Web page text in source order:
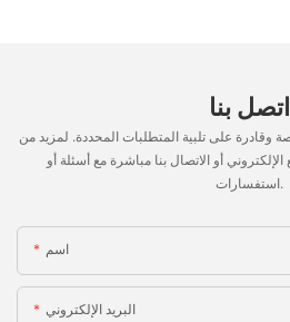
اتصل بنا
وقادرة على تلبية المتطلبات المحددة. لمزيد من
أو الاتصال بنا مباشرة مع أسئلة أو
استفسارات.
اسم
البريد الإلكتروني